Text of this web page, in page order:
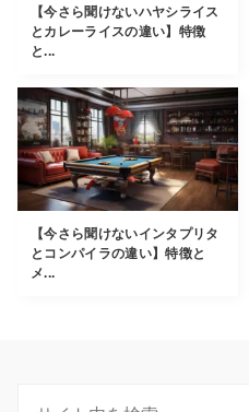
【今さら聞けないハヤシライス
とカレーライスの違い】特徴
と...
【今さら聞けないインタプリタ
とコンパイラの違い】特徴と
メ...